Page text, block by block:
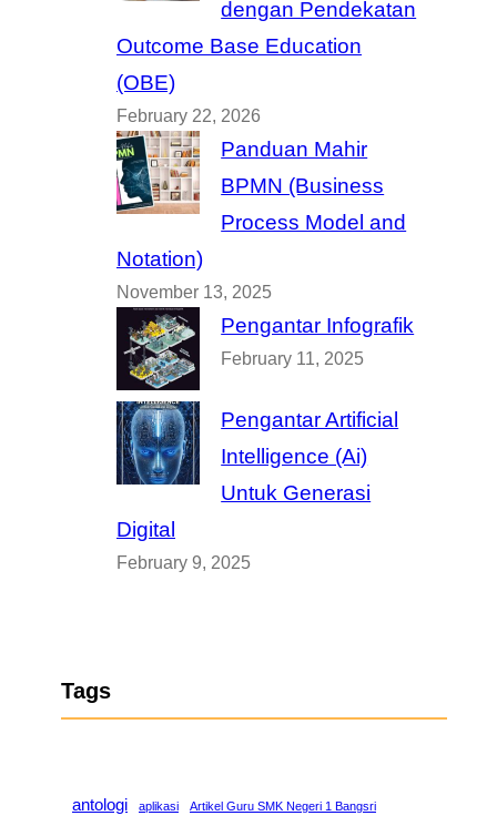
dengan Pendekatan
Outcome Base Education
(OBE)
February 22, 2026
Panduan Mahir
BPMN (Business
Process Model and
Notation)
November 13, 2025
Pengantar Infografik
February 11, 2025
Pengantar Artificial
Intelligence (Ai)
Untuk Generasi
Digital
February 9, 2025
Tags
antologi aplikasi Artikel Guru SMK Negeri 1 Bangsri